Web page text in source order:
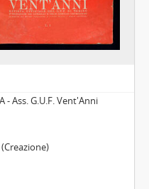
giovanile e Università, 1848 - 1997
piemontesi, Seconda metà XIX sec. - prima metà XX sec.
- 1832
- Ass. G.U.F. Vent'Anni